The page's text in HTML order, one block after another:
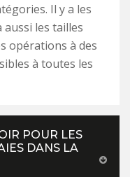
Il y a les
aussi les tailles
opérations à des
à toutes les
POUR LES
DANS LA